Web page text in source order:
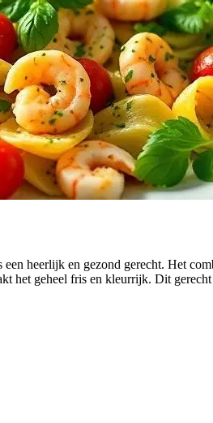
heerlijk en gezond gerecht. Het
het geheel fris en kleurrijk. Dit